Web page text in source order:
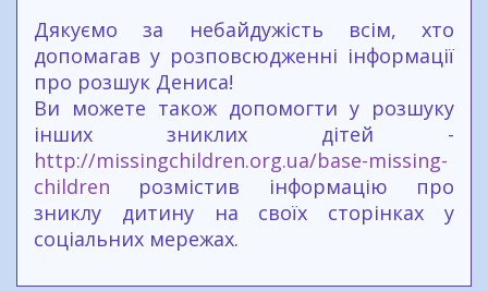
Дякуємо за небайдужість всім, хто
допомагав у розповсюдженні інформації
про розшук Дениса!
Ви можете також допомогти у розшуку
інших зниклих дітей -
http://missingchildren.org.ua/base-missing-
children розмістив інформацію про
зниклу дитину на своїх сторінках у
соціальних мережах.